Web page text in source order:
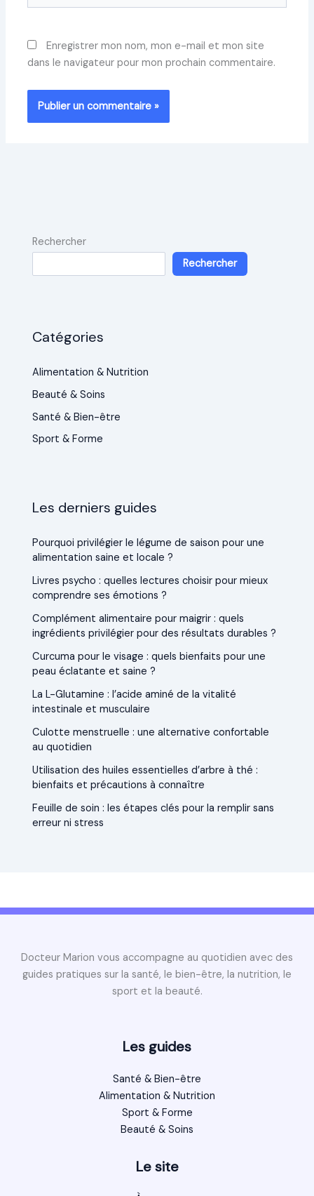
Enregistrer mon nom, mon e-mail et mon site
dans le navigateur pour mon prochain commentaire.
Rechercher
Rechercher
Catégories
Alimentation & Nutrition
Beauté & Soins
Santé & Bien-être
Sport & Forme
Les derniers guides
Pourquoi privilégier le légume de saison pour une
alimentation saine et locale ?
Livres psycho : quelles lectures choisir pour mieux
comprendre ses émotions ?
Complément alimentaire pour maigrir : quels
ingrédients privilégier pour des résultats durables ?
Curcuma pour le visage : quels bienfaits pour une
peau éclatante et saine ?
La L-Glutamine : l’acide aminé de la vitalité
intestinale et musculaire
Culotte menstruelle : une alternative confortable
au quotidien
Utilisation des huiles essentielles d’arbre à thé :
bienfaits et précautions à connaître
Feuille de soin : les étapes clés pour la remplir sans
erreur ni stress
Docteur Marion vous accompagne au quotidien avec des
guides pratiques sur la santé, le bien-être, la nutrition, le
sport et la beauté.
Les guides
Santé & Bien-être
Alimentation & Nutrition
Sport & Forme
Beauté & Soins
Le site